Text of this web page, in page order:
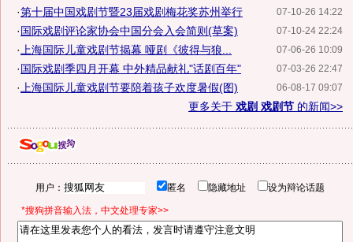
07-10-26 14:22
·第十届中国戏剧节暨23届戏剧梅花奖苏州举行
07-10-24 22:24
·国际戏剧评论家协会中国分会入会简则(草案)
07-06-26 10:09
· 上海国际儿童戏剧节揭幕 哑剧《彼得与狼...
07-03-26 22:47
·国际戏剧季四月开幕 中外精品献礼"话剧百年"
06-08-17 09:07
· 上海国际儿童戏剧节要陪着孩子欢度暑假(图)
更多关于 戏剧 戏剧节 的新闻>>
用户： 匿名 隐藏地址 设为辩论话题
*搜狗拼音输入法，中文处理专家>>